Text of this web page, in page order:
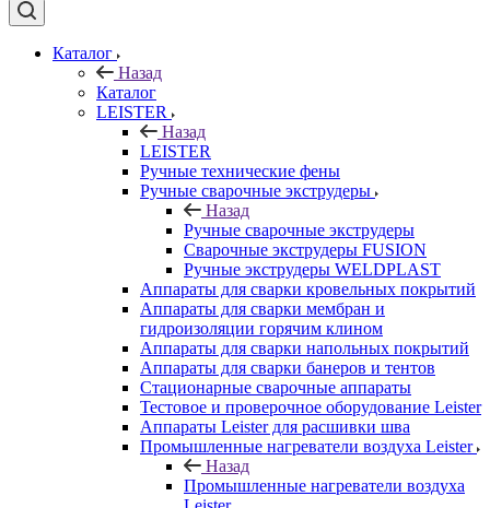
Каталог
Назад
Каталог
LEISTER
Назад
LEISTER
Ручные технические фены
Ручные сварочные экструдеры
Назад
Ручные сварочные экструдеры
Сварочные экструдеры FUSION
Ручные экструдеры WELDPLAST
Аппараты для сварки кровельных покрытий
Аппараты для сварки мембран и
гидроизоляции горячим клином
Аппараты для сварки напольных покрытий
Аппараты для сварки банеров и тентов
Стационарные сварочные аппараты
Тестовое и проверочное оборудование Leister
Аппараты Leister для расшивки шва
Промышленные нагреватели воздуха Leister
Назад
Промышленные нагреватели воздуха